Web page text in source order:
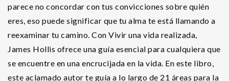
parece no concordar con tus convicciones sobre quién
eres, eso puede significar que tu alma te está llamando a
reexaminar tu camino. Con Vivir una vida realizada,
James Hollis ofrece una guía esencial para cualquiera que
se encuentre en una encrucijada en la vida. En este libro,
este aclamado autor te guía a lo largo de 21 áreas para la